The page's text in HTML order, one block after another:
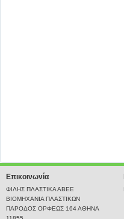
Επικοινωνία
ΦΙΛΗΣ ΠΛΑΣΤΙΚΑ ΑΒΕΕ
ΒΙΟΜΗΧΑΝΙΑ ΠΛΑΣΤΙΚΩΝ
ΠΑΡΟΔΟΣ ΟΡΦΕΩΣ 164 ΑΘΗΝΑ